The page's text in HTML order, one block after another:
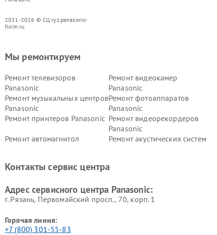
2021-2026 © СЦ ryz.panasonic-
fixim.ru
Мы ремонтируем
Ремонт телевизоров
Panasonic
Ремонт видеокамер
Panasonic
Ремонт музыкальных центров
Panasonic
Ремонт фотоаппаратов
Panasonic
Ремонт принтеров Panasonic Ремонт видеорекордеров
Panasonic
Ремонт автомагнитол
Ремонт акустических систем
панелей Panasonic
Контакты сервис центра
Адрес сервисного центра Panasonic:
г. Рязань, Первомайский просп., 70, корп. 1
Горячая линия:
+7 (800) 301-55-83